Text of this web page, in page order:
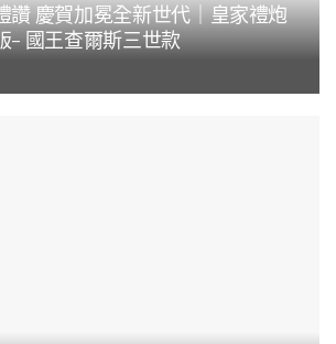
讚 慶賀加冕全新世代｜皇家禮炮
- 國王查爾斯三世款